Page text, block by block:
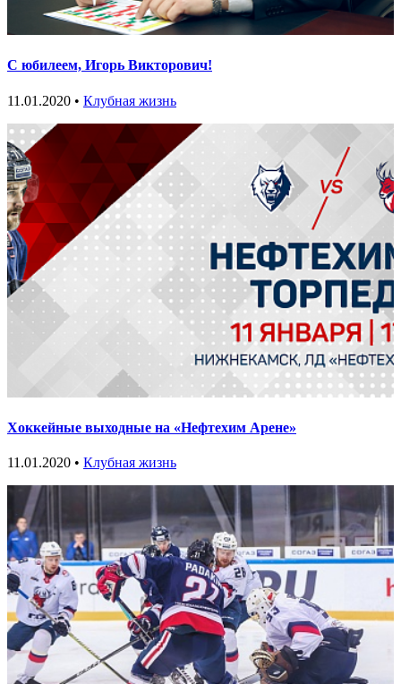
С юбилеем, Игорь Викторович!
11.01.2020 • Клубная жизнь
Хоккейные выходные на «Нефтехим Арене»
11.01.2020 • Клубная жизнь